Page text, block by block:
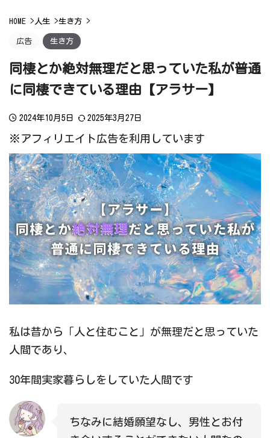
HOME > 人生 >生き方 >
広告 生き方
同棲とか絶対無理だと思っていた私が普通
に同棲できている理由【アラサー】
2024年10月5日 2025年3月27日
※アフィリエイト広告を利用しています
私は昔から「人と住むこと」が無理だと思っていた
人間であり、
30年間実家暮らしをしていた人間です
ちなみに結婚願望なし、男性とお付